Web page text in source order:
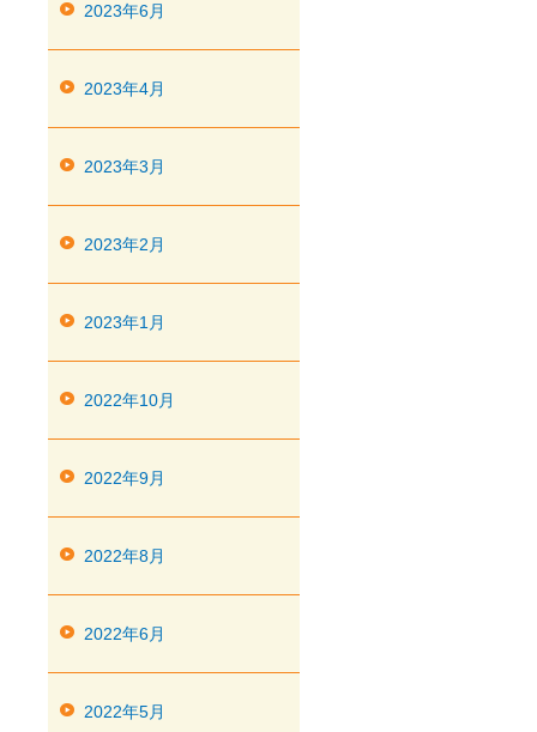
2023年6月
2023年4月
2023年3月
2023年2月
2023年1月
2022年10月
2022年9月
2022年8月
2022年6月
2022年5月